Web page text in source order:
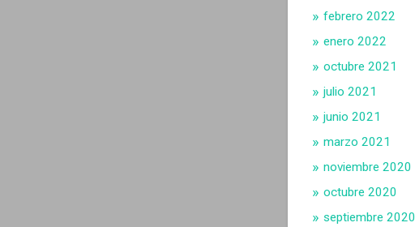
febrero 2022
enero 2022
octubre 2021
julio 2021
junio 2021
marzo 2021
noviembre 2020
octubre 2020
septiembre 2020